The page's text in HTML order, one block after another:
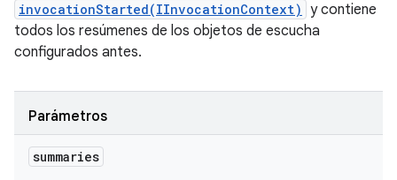
invocationStarted(IInvocationContext) y contiene
todos los resúmenes de los objetos de escucha
configurados antes.
Parámetros
summaries